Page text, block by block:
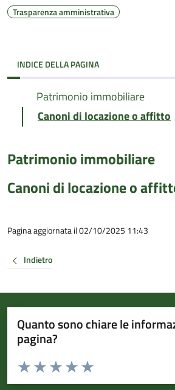
Trasparenza amministrativa
INDICE DELLA PAGINA
Patrimonio immobiliare
Canoni di locazione o affitto
Patrimonio immobiliare
Canoni di locazione o
Pagina aggiornata il 02/10/2025 11:43
Indietro
Quanto sono chiare le
pagina?
Valuta da 1 a 5 stelle la pagina
Valuta 5 stelle su 5
Valuta 4 stelle su 5
Valuta 3 stelle su 5
Valuta 2 stelle su 5
Valuta 1 stelle su 5